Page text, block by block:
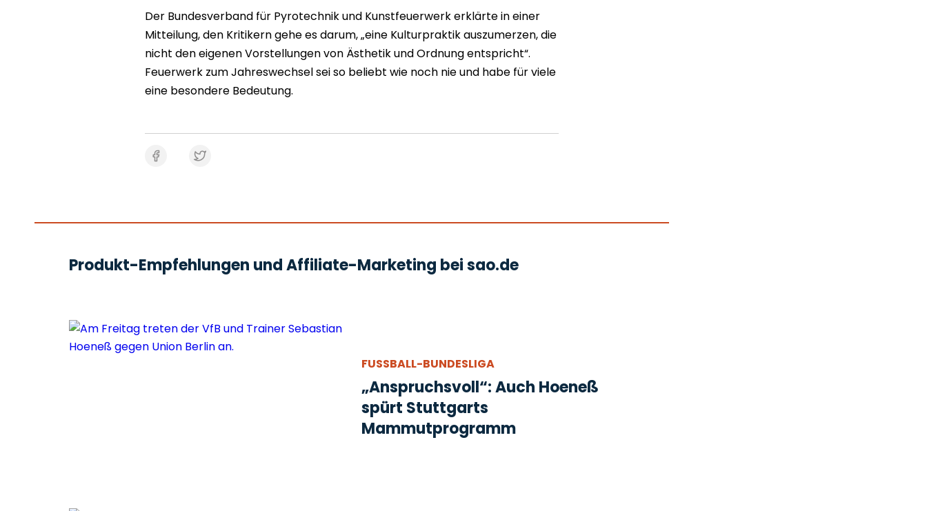
Der Bundesverband für Pyrotechnik und Kunstfeuerwerk erklärte in einer
Mitteilung, den Kritikern gehe es darum, „eine Kulturpraktik auszumerzen, die
nicht den eigenen Vorstellungen von Ästhetik und Ordnung entspricht“.
Feuerwerk zum Jahreswechsel sei so beliebt wie noch nie und habe für viele
eine besondere Bedeutung.
Produkt-Empfehlungen und Affiliate-Marketing bei sao.de
FUSSBALL-BUNDESLIGA
„Anspruchsvoll“: Auch Hoeneß
spürt Stuttgarts
Mammutprogramm